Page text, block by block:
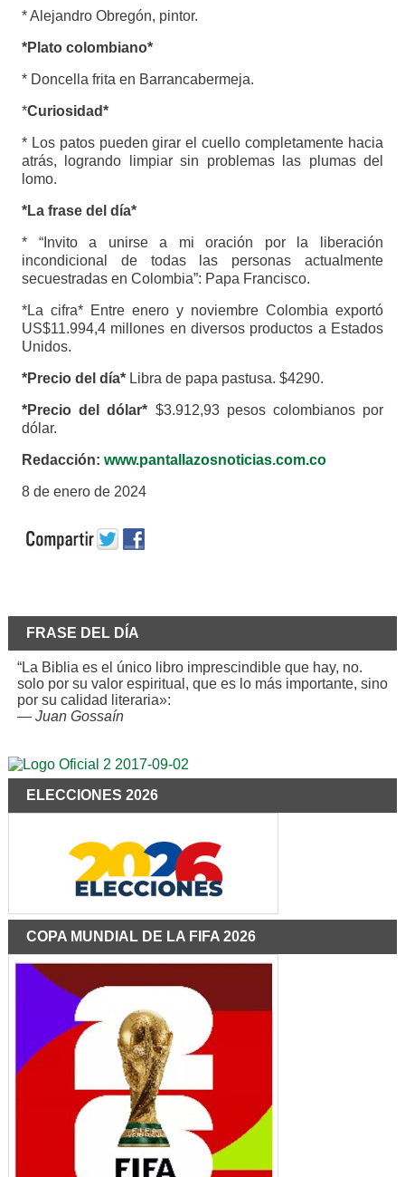
* Alejandro Obregón, pintor.
*Plato colombiano*
* Doncella frita en Barrancabermeja.
*Curiosidad*
* Los patos pueden girar el cuello completamente hacia
atrás, logrando limpiar sin problemas las plumas del
lomo.
*La frase del día*
* “Invito a unirse a mi oración por la liberación
incondicional de todas las personas actualmente
secuestradas en Colombia”: Papa Francisco.
*La cifra* Entre enero y noviembre Colombia exportó
US$11.994,4 millones en diversos productos a Estados
Unidos.
*Precio del día*Libra de papa pastusa. $4290.
*Precio del dólar* $3.912,93 pesos colombianos por
dólar.
Redacción: www.pantallazosnoticias.com.co
8 de enero de 2024
FRASE DEL DÍA
“La Biblia es el único libro imprescindible que hay, no.
solo por su valor espiritual, que es lo más importante, sino
por su calidad literaria»:
— Juan Gossaín
ELECCIONES 2026
COPA MUNDIAL DE LA FIFA 2026